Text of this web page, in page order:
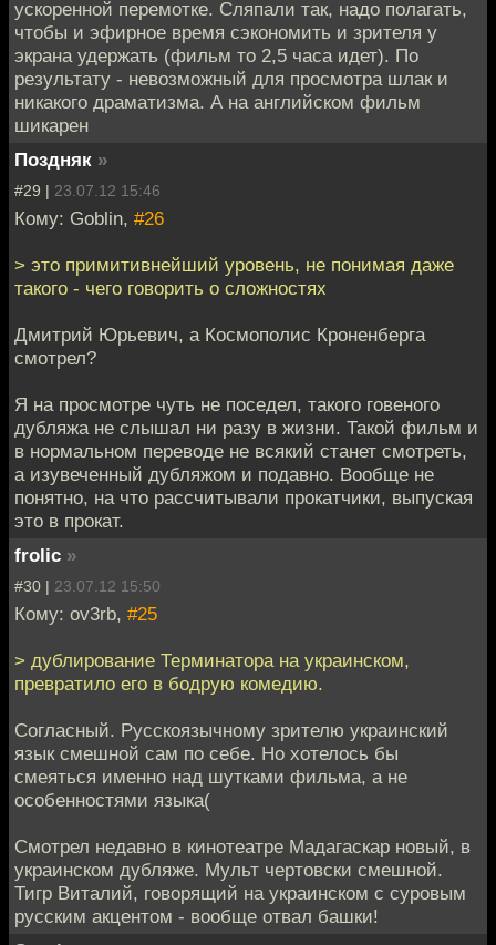
ускоренной перемотке. Сляпали так, надо полагать,
чтобы и эфирное время сэкономить и зрителя у
экрана удержать (фильм то 2,5 часа идет). По
результату - невозможный для просмотра шлак и
никакого драматизма. А на английском фильм
шикарен
Поздняк »
#29 | 23.07.12 15:46
Кому: Goblin, #26
> это примитивнейший уровень, не понимая даже
такого - чего говорить о сложностях
Дмитрий Юрьевич, а Космополис Кроненберга
смотрел?
Я на просмотре чуть не поседел, такого говеного
дубляжа не слышал ни разу в жизни. Такой фильм и
в нормальном переводе не всякий станет смотреть,
а изувеченный дубляжом и подавно. Вообще не
понятно, на что рассчитывали прокатчики, выпуская
это в прокат.
frolic »
#30 | 23.07.12 15:50
Кому: ov3rb, #25
> дублирование Терминатора на украинском,
превратило его в бодрую комедию.
Согласный. Русскоязычному зрителю украинский
язык смешной сам по себе. Но хотелось бы
смеяться именно над шутками фильма, а не
особенностями языка(
Смотрел недавно в кинотеатре Мадагаскар новый, в
украинском дубляже. Мульт чертовски смешной.
Тигр Виталий, говорящий на украинском с суровым
русским акцентом - вообще отвал башки!